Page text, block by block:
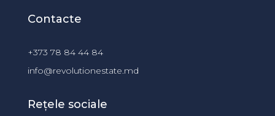
Contacte
+373 78 84 44 84
info@revolutionestate.md
Rețele sociale